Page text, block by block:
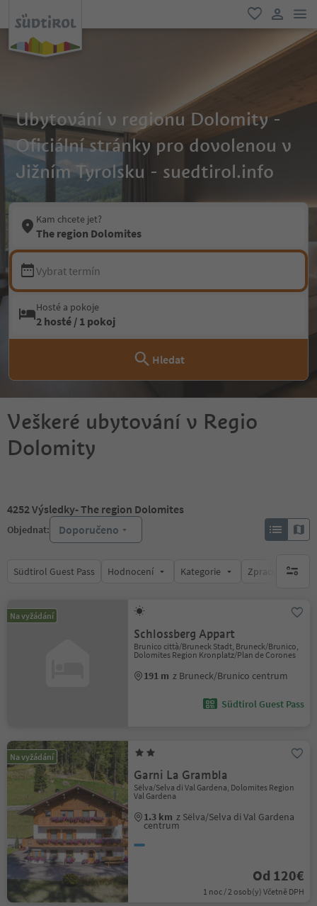
oblíbené
Ubytování v regionu Dolomity -
Oficiální stránky pro dovolenou v
Jižním Tyrolsku - suedtirol.info
Kam chcete jet?
The region Dolomites
Vybrat termín
Hosté a pokoje
2 hosté / 1 pokoj
Hledat
Veškeré ubytování v Regio
Dolomity
4252Výsledky- The region Dolomites
Objednat: Doporučeno
Südtirol Guest Pass Hodnocení Kategorie Zpracovávábrak
Na vyžádání
Schlossberg Appart
Brunico città/Bruneck Stadt, Bruneck/Brunico,
Dolomites Region Kronplatz/Plan de Corones
191 m z Bruneck/Brunico centrum
Südtirol Guest Pass
Na vyžádání
Garni La Grambla
Sëlva/Selva di Val Gardena, Dolomites Region
Val Gardena
1.3 km z Sëlva/Selva di Val Gardena
centrum
Od 120€
1 noc / 2 osob(y) Včetně DPH